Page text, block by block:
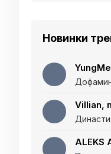
Новинки
Villian,
ALEKS